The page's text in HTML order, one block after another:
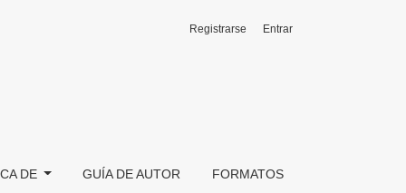
DE GUÍA DE AUTOR FORMATOS
Registrarse Entrar